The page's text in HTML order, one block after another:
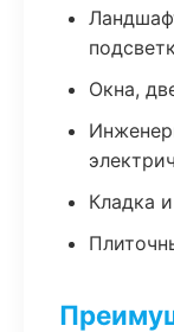
Окна,
Кладка